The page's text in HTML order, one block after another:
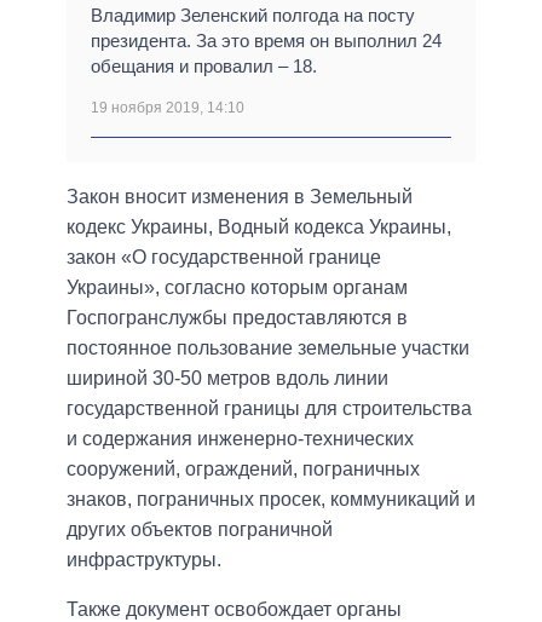
Владимир Зеленский полгода на посту
президента. За это время он выполнил 24
обещания и провалил – 18.
19 ноября 2019, 14:10
Закон вносит изменения в Земельный
кодекс Украины, Водный кодекса Украины,
закон «О государственной границе
Украины», согласно которым органам
Госпогранслужбы предоставляются в
постоянное пользование земельные участки
шириной 30-50 метров вдоль линии
государственной границы для строительства
и содержания инженерно-технических
сооружений, ограждений, пограничных
знаков, пограничных просек, коммуникаций и
других объектов пограничной
инфраструктуры.
Также документ освобождает органы